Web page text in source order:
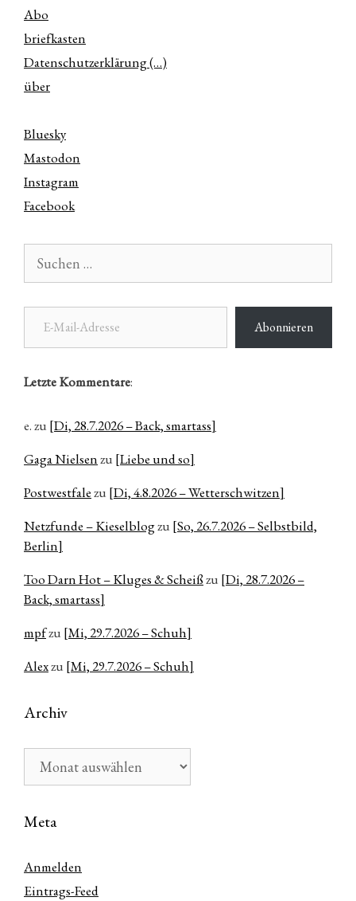
Abo
briefkasten
Datenschutzerklärung (…)
über
Bluesky
Mastodon
Instagram
Facebook
nach:
E-Mail-Adresse
Abonnieren
Letzte Kommentare:
e.zu [Di, 28.7.2026 – Back, smartass]
Gaga Nielsenzu [Liebe und so]
Postwestfalezu [Di, 4.8.2026 – Wetterschwitzen]
Netzfunde – Kieselblogzu [So, 26.7.2026 – Selbstbild,
Berlin]
Too Darn Hot – Kluges & Scheißzu [Di, 28.7.2026 –
Back, smartass]
mpfzu [Mi, 29.7.2026 – Schuh]
Alexzu [Mi, 29.7.2026 – Schuh]
Archiv
Meta
Anmelden
Eintrags-Feed